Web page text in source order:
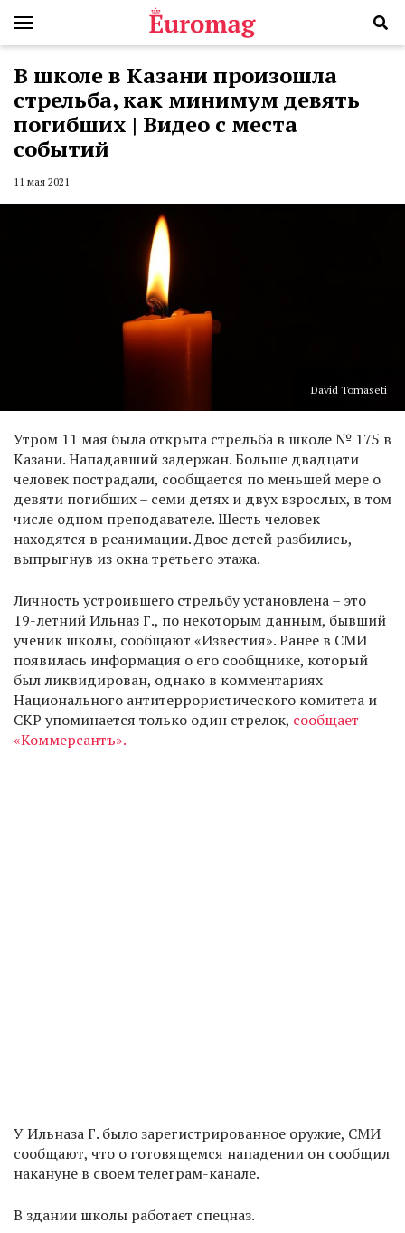
В школе в Казани произошла
стрельба, как минимум девять
погибших | Видео с места
событий
11 мая 2021
David Tomaseti
Утром 11 мая была открыта стрельба в школе № 175 в
Казани. Нападавший задержан. Больше двадцати
человек пострадали, сообщается по меньшей мере о
девяти погибших – семи детях и двух взрослых, в том
числе одном преподавателе. Шесть человек
находятся в реанимации. Двое детей разбились,
выпрыгнув из окна третьего этажа.
Личность устроившего стрельбу установлена – это
19-летний Ильназ Г., по некоторым данным, бывший
ученик школы, сообщают «Известия». Ранее в СМИ
появилась информация о его сообщнике, который
был ликвидирован, однако в комментариях
Национального антитеррористического комитета и
СКР упоминается только один стрелок, сообщает
«Коммерсантъ».
У Ильназа Г. было зарегистрированное оружие, СМИ
сообщают, что о готовящемся нападении он сообщил
накануне в своем телеграм-канале.
В здании школы работает спецназ.